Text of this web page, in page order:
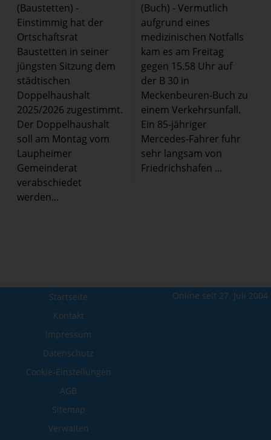
(Baustetten) -
Einstimmig hat der
Ortschaftsrat
Baustetten in seiner
jüngsten Sitzung dem
städtischen
Doppelhaushalt
2025/2026 zugestimmt.
Der Doppelhaushalt
soll am Montag vom
Laupheimer
Gemeinderat
verabschiedet
werden...
(Buch) - Vermutlich
aufgrund eines
medizinischen Notfalls
kam es am Freitag
gegen 15.58 Uhr auf
der B 30 in
Meckenbeuren-Buch zu
einem Verkehrsunfall.
Ein 85-jähriger
Mercedes-Fahrer fuhr
sehr langsam von
Friedrichshafen ...
Online seit 27. Juli 2004
Startseite
Kontakt
Impressum
Datenschutz
Cookie-Einstellungen
AGB
Sitemap
Verwalten